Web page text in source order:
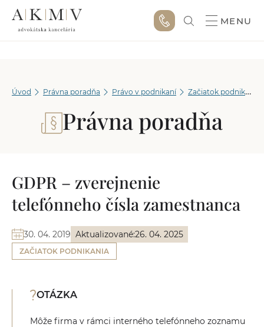
MENU
Úvod Právna poradňa Právo v podnikaní Začiatok podnikania
Právna poradňa
GDPR – zverejnenie
telefónneho čísla zamestnanca
30. 04. 2019 Aktualizované:26. 04. 2025
ZAČIATOK PODNIKANIA
OTÁZKA
Môže firma v rámci interného telefónneho zoznamu